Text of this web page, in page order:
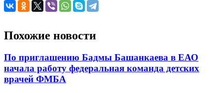
Похожие новости
По приглашению Бадмы Башанкаева в ЕАО
начала работу федеральная команда детских
врачей ФМБА